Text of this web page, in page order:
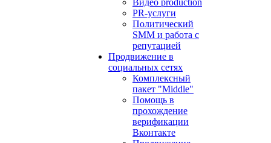
Видео production
PR-услуги
Политический
SMM и работа с
репутацией
Продвижение в
социальных сетях
Комплексный
пакет "Middle"
Помощь в
прохождение
верификации
Вконтакте